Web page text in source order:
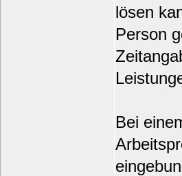
lösen
Person
Bei